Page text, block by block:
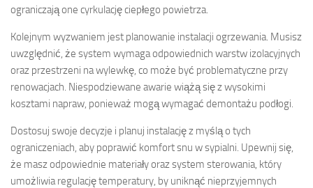
ograniczają one cyrkulację ciepłego powietrza.
Kolejnym wyzwaniem jest planowanie instalacji ogrzewania. Musisz
uwzględnić, że system wymaga odpowiednich warstw izolacyjnych
oraz przestrzeni na wylewkę, co może być problematyczne przy
renowacjach. Niespodziewane awarie wiążą się z wysokimi
kosztami napraw, ponieważ mogą wymagać demontażu podłogi.
Dostosuj swoje decyzje i planuj instalację z myślą o tych
ograniczeniach, aby poprawić komfort snu w sypialni. Upewnij się,
że masz odpowiednie materiały oraz system sterowania, który
umożliwia regulację temperatury, by uniknąć nieprzyjemnych